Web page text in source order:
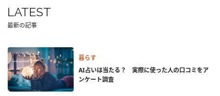
LATEST
最新の記事
暮らす
AI占いは当たる？ 実際に使った人の口コミをア
ンケート調査